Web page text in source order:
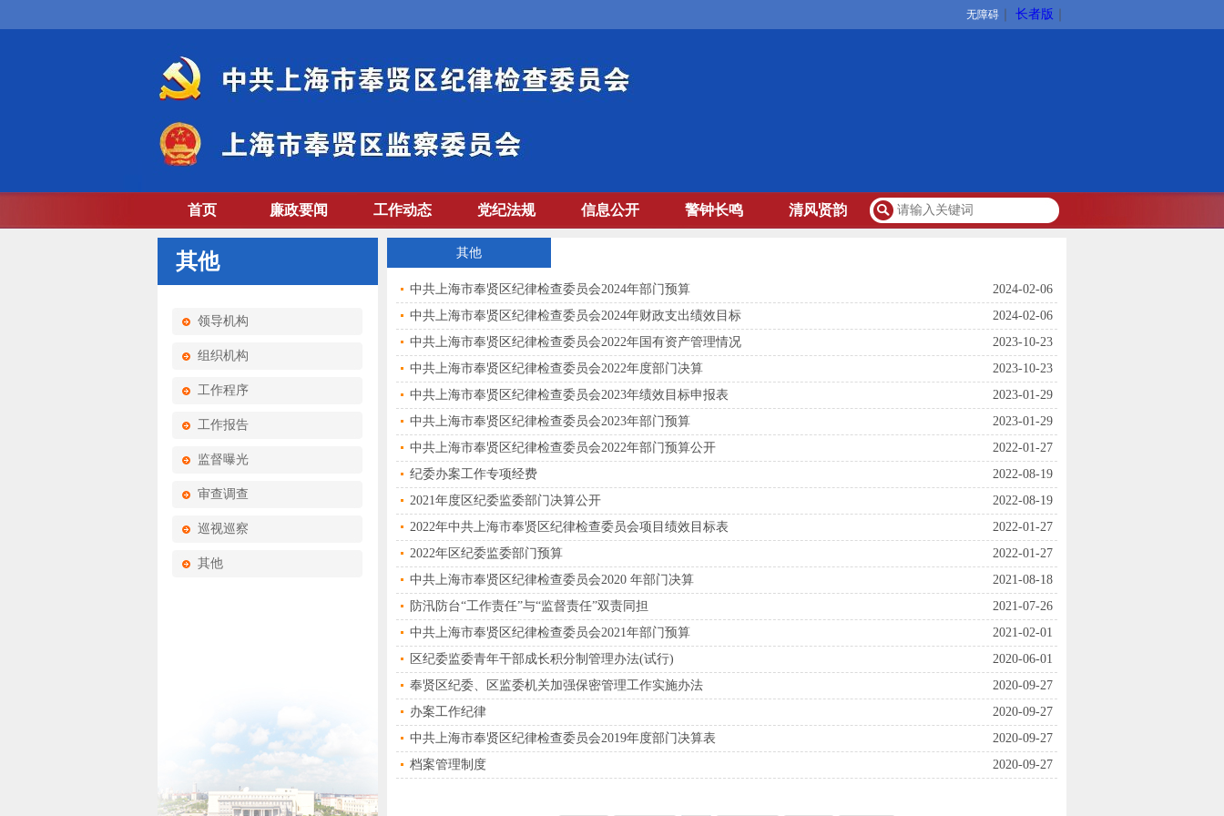
无障碍 长者版
首页 廉政要闻 工作动态 党纪法规 信息公开 警钟长鸣 清风贤韵
其他
领导机构
组织机构
工作程序
工作报告
监督曝光
审查调查
巡视巡察
其他
其他
中共上海市奉贤区纪律检查委员会2024年部门预算
2024-02-06
中共上海市奉贤区纪律检查委员会2024年财政支出绩效目标
2024-02-06
中共上海市奉贤区纪律检查委员会2022年国有资产管理情况
2023-10-23
中共上海市奉贤区纪律检查委员会2022年度部门决算
2023-10-23
中共上海市奉贤区纪律检查委员会2023年绩效目标申报表
2023-01-29
中共上海市奉贤区纪律检查委员会2023年部门预算
2023-01-29
中共上海市奉贤区纪律检查委员会2022年部门预算公开
2022-01-27
纪委办案工作专项经费
2022-08-19
2021年度区纪委监委部门决算公开
2022-08-19
2022年中共上海市奉贤区纪律检查委员会项目绩效目标表
2022-01-27
2022年区纪委监委部门预算
2022-01-27
中共上海市奉贤区纪律检查委员会2020 年部门决算
2021-08-18
防汛防台“工作责任”与“监督责任”双责同担
2021-07-26
中共上海市奉贤区纪律检查委员会2021年部门预算
2021-02-01
区纪委监委青年干部成长积分制管理办法(试行)
2020-06-01
奉贤区纪委、区监委机关加强保密管理工作实施办法
2020-09-27
办案工作纪律
2020-09-27
中共上海市奉贤区纪律检查委员会2019年度部门决算表
2020-09-27
档案管理制度
2020-09-27